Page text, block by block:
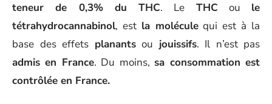
teneur de 0,3% du THC. Le THC ou le
tétrahydrocannabinol, est la moléculequi est à la
base des effets planantsou jouissifs. Il n’est pas
admis en France. Du moins, sa consommation est
contrôlée en France.